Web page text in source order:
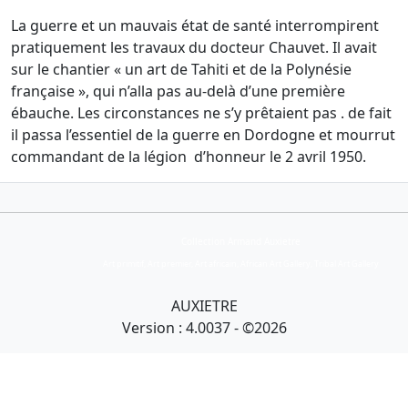
La guerre et un mauvais état de santé interrompirent
pratiquement les travaux du docteur Chauvet. Il avait
sur le chantier « un art de Tahiti et de la Polynésie
française », qui n’alla pas au-delà d’une première
ébauche. Les circonstances ne s’y prêtaient pas . de fait
il passa l’essentiel de la guerre en Dordogne et mourrut
commandant de la légion d’honneur le 2 avril 1950.
AUXIETRE
Version : 4.0037 - ©2026